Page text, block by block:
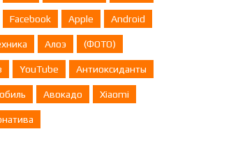
Facebook Apple Android
Алоэ (ФОТО)
YouTube Антиоксиданты
Авокадо Xiaomi